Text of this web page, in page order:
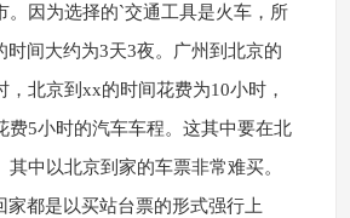
。因为选择的`交通工具是火车，所
时间大约为3天3夜。广州到北京的
，北京到xx的时间花费为10小时，
费5小时的汽车车程。这其中要在北
中以北京到家的车票非常难买。
家都是以买站台票的形式强行上